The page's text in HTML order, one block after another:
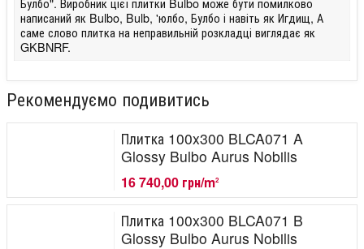
написаний як Bulbo, Bulb, 'юлбо, Булбо і навіть як Игдищ, А
саме слово плитка на неправильній розкладці виглядає як
GKBNRF.
Рекомендуємо подивитись
Плитка 100x300 BLCA071 A
Glossy Bulbo Aurus Nobilis
16 740,00 грн/m2
Плитка 100x300 BLCA071 B
Glossy Bulbo Aurus Nobilis